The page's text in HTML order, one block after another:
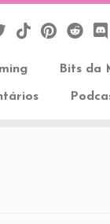
Bits da